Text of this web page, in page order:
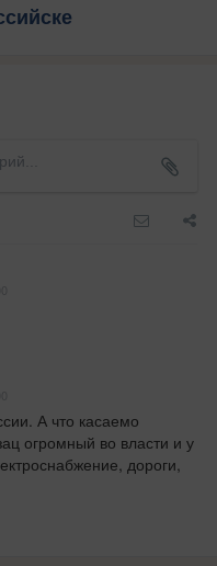
А что касаемо
огромный во власти и у
дороги,